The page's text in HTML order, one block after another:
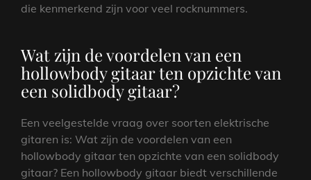
die kenmerkend zijn voor veel rocknummers.
Wat zijn de voordelen van een
hollowbody gitaar ten opzichte van
een solidbody gitaar?
Een veelgestelde vraag over soorten elektrische
gitaren is: Wat zijn de voordelen van een
hollowbody gitaar ten opzichte van een solidbody
gitaar? Een hollowbody gitaar biedt verschillende